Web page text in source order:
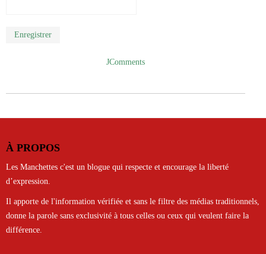
Enregistrer
JComments
À PROPOS
Les Manchettes c'est un blogue qui respecte et encourage la liberté
d’expression.
Il apporte de l'information vérifiée et sans le filtre des médias traditionnels,
donne la parole sans exclusivité à tous celles ou ceux qui veulent faire la
différence.